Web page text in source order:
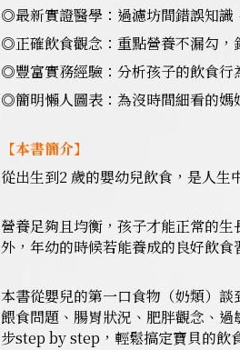
◎最新實證醫學：過濾坊間錯誤知識
◎正確飲食觀念：重點營養不漏勾，
◎豐富實務經驗：分析孩子的飲食行
◎簡明懶人圖表：為沒時間細看的媽
【本書簡介】
從出生到2 歲的嬰幼兒飲食，是人生
營養足夠且均衡，孩子才能正常的
外，年幼的時候若能養成的良好飲
本書從嬰兒的第一口食物（奶類）
餵食問題、腸胃狀況、肥胖觀念、
步step by step，輕鬆搞定寶貝的飲